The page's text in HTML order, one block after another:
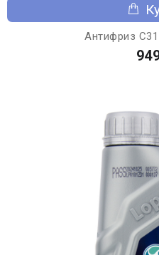
Антифриз